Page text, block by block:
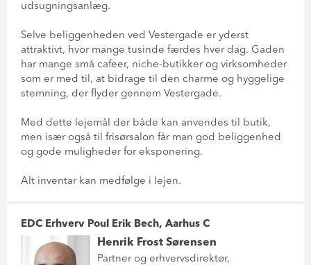
udsugningsanlæg.
Selve beliggenheden ved Vestergade er yderst
attraktivt, hvor mange tusinde færdes hver dag. Gaden
har mange små cafeer, niche-butikker og virksomheder
som er med til, at bidrage til den charme og hyggelige
stemning, der flyder gennem Vestergade.
Med dette lejemål der både kan anvendes til butik,
men især også til frisørsalon får man god beliggenhed
og gode muligheder for eksponering.
Alt inventar kan medfølge i lejen.
EDC Erhverv Poul Erik Bech, Aarhus C
Henrik Frost Sørensen
Partner og erhvervsdirektør,